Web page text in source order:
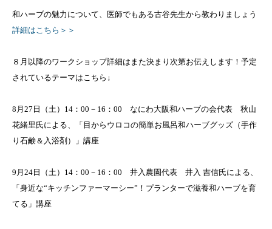
和ハーブの魅力について、医師でもある古谷先生から教わりましょう
詳細はこちら＞＞
８月以降のワークショップ詳細はまた決まり次第お伝えします！予定
されているテーマはこちら↓
8月27日（土）14：00－16：00 なにわ大阪和ハーブの会代表 秋山
花緒里氏による、「目からウロコの簡単お風呂和ハーブグッズ（手作
り石鹸＆入浴剤）」講座
9月24日（土）14：00－16：00 井入農園代表 井入 吉信氏による、
「身近な“キッチンファーマーシー”！プランターで滋養和ハーブを育
てる」講座